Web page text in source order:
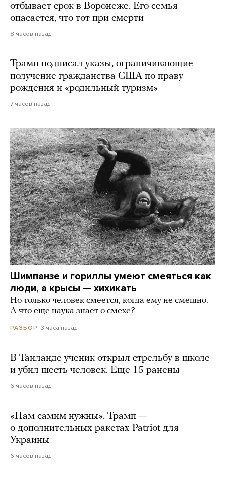
отбывает срок в Воронеже. Его семья
опасается, что тот при смерти
8 часов назад
Трамп подписал указы, ограничивающие
получение гражданства США по праву
рождения и «родильный туризм»
7 часов назад
Шимпанзе и гориллы умеют смеяться как
люди, а крысы — хихикать
Но только человек смеется, когда ему не смешно.
А что еще наука знает о смехе?
РАЗБОР 3 часа назад
В Таиланде ученик открыл стрельбу в школе
и убил шесть человек. Еще 15 ранены
6 часов назад
«Нам самим нужны». Трамп —
о дополнительных ракетах Patriot для
Украины
6 часов назад